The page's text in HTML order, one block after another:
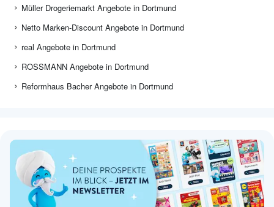
Müller Drogeriemarkt Angebote in Dortmund
Netto Marken-Discount Angebote in Dortmund
real Angebote in Dortmund
ROSSMANN Angebote in Dortmund
Reformhaus Bacher Angebote in Dortmund